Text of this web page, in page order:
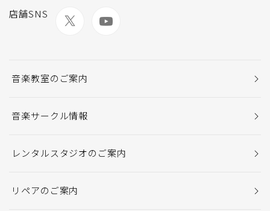
店舗SNS
音楽教室のご案内
音楽サークル情報
レンタルスタジオのご案内
リペアのご案内